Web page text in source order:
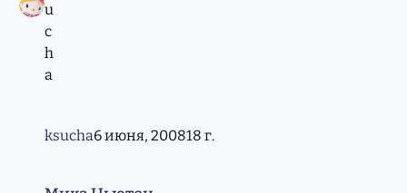
ksucha6 июня, 200818 г.